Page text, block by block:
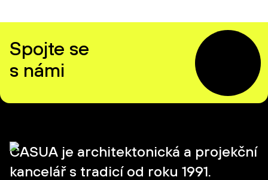
Spojte se
s námi
CASUA je architektonická a projekční
kancelář s tradicí od roku 1991.